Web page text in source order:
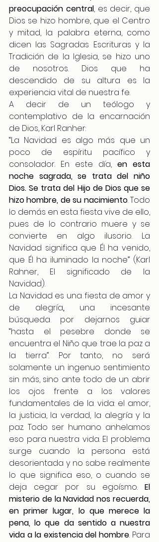
preocupación central, es decir, que
Dios se hizo hombre, que el Centro
y mitad, la palabra eterna, como
dicen las Sagradas Escrituras y la
Tradición de la Iglesia, se hizo uno
de nosotros. Dios que ha
descendido de su altura es la
experiencia vital de nuestra fe.
A decir de un teólogo y
contemplativo de la encarnación
de Dios, Karl Ranher:
“La Navidad es algo más que un
poco de espíritu pacífico y
consolador. En este día, en esta
noche sagrada, se trata del niño
Dios. Se trata del Hijo de Dios que se
hizo hombre, de su nacimiento. Todo
lo demás en esta fiesta vive de ello,
pues de lo contrario muere y se
convierte en algo ilusorio. La
Navidad significa que Él ha venido,
que Él ha iluminado la noche” (Karl
Rahner, El significado de la
Navidad).
La Navidad es una fiesta de amor y
de alegría, una incesante
búsqueda por dejarnos guiar
“hasta el pesebre donde se
encuentra el Niño que trae la paz a
la tierra”. Por tanto, no será
solamente un ingenuo sentimiento
sin más, sino ante todo de un abrir
los ojos frente a los valores
fundamentales de la vida: el amor,
la justicia, la verdad, la alegría y la
paz. Todo ser humano anhelamos
eso para nuestra vida. El problema
surge cuando la persona está
desorientada y no sabe realmente
lo que significa eso, o cuando se
deja cegar por su egoísmo. El
misterio de la Navidad nos recuerda,
en primer lugar, lo que merece la
pena, lo que da sentido a nuestra
vida a la existencia del hombre. Para